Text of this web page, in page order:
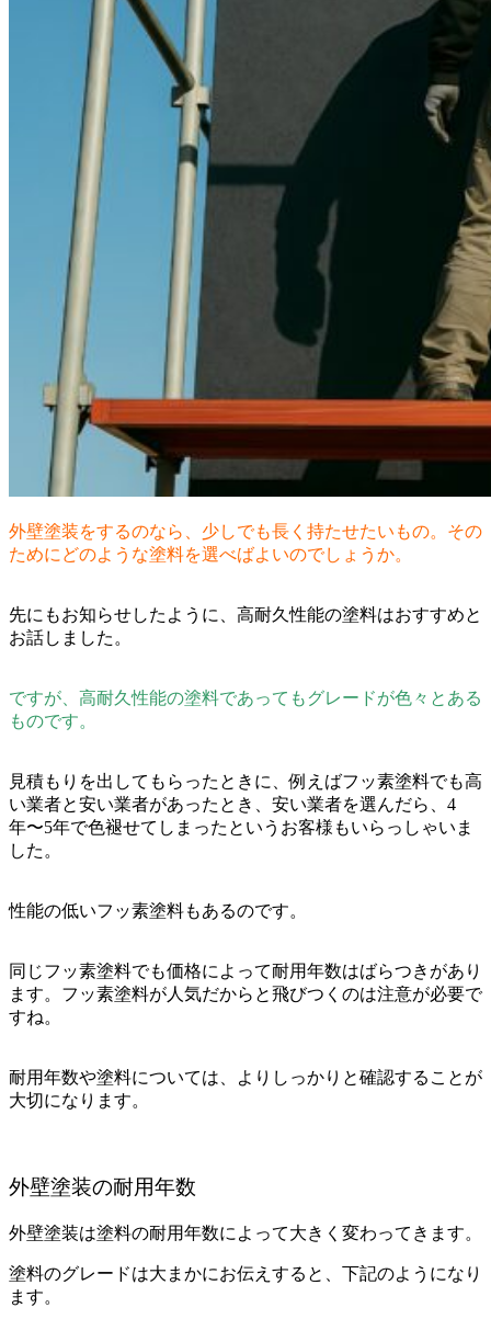
外壁塗装をするのなら、少しでも長く持たせたいもの。その
ためにどのような塗料を選べばよいのでしょうか。
先にもお知らせしたように、高耐久性能の塗料はおすすめと
お話しました。
ですが、高耐久性能の塗料であってもグレードが色々とある
ものです。
見積もりを出してもらったときに、例えばフッ素塗料でも高
い業者と安い業者があったとき、安い業者を選んだら、4
年〜5年で色褪せてしまったというお客様もいらっしゃいま
した。
性能の低いフッ素塗料もあるのです。
同じフッ素塗料でも価格によって耐用年数はばらつきがあり
ます。フッ素塗料が人気だからと飛びつくのは注意が必要で
すね。
耐用年数や塗料については、よりしっかりと確認することが
大切になります。
外壁塗装の耐用年数
外壁塗装は塗料の耐用年数によって大きく変わってきます。
塗料のグレードは大まかにお伝えすると、下記のようになり
ます。